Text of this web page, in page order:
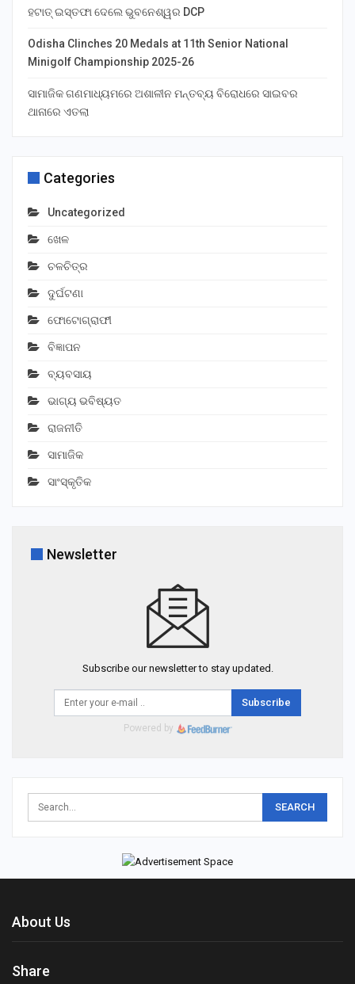
ହଟାତ୍ ଇସ୍ତଫା ଦେଲେ ଭୁବନେଶ୍ୱର DCP
Odisha Clinches 20 Medals at 11th Senior National
Minigolf Championship 2025-26
ସାମାଜିକ ଗଣମାଧ୍ୟମରେ ଅଶାଳୀନ ମନ୍ତବ୍ୟ ବିରୋଧରେ ସାଇବର
ଥାନାରେ ଏତଲା
Categories
Uncategorized
ଖେଳ
ଚଳଚିତ୍ର
ଦୁର୍ଘଟଣା
ଫୋଟୋଗ୍ରାଫୀ
ବିଜ୍ଞାପନ
ବ୍ୟବସାୟ
ଭାଗ୍ୟ ଭବିଷ୍ୟତ
ରାଜନୀତି
ସାମାଜିକ
ସାଂସ୍କୃତିକ
Newsletter
Subscribe our newsletter to stay updated.
Subscribe
Powered by
About Us
Share